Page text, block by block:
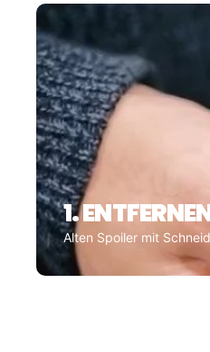
1.
Alten Spoiler mit